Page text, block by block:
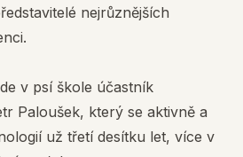
nejrůznějších
v psí škole účastník
Paloušek, který se aktivně a
už třetí desítku let, více v